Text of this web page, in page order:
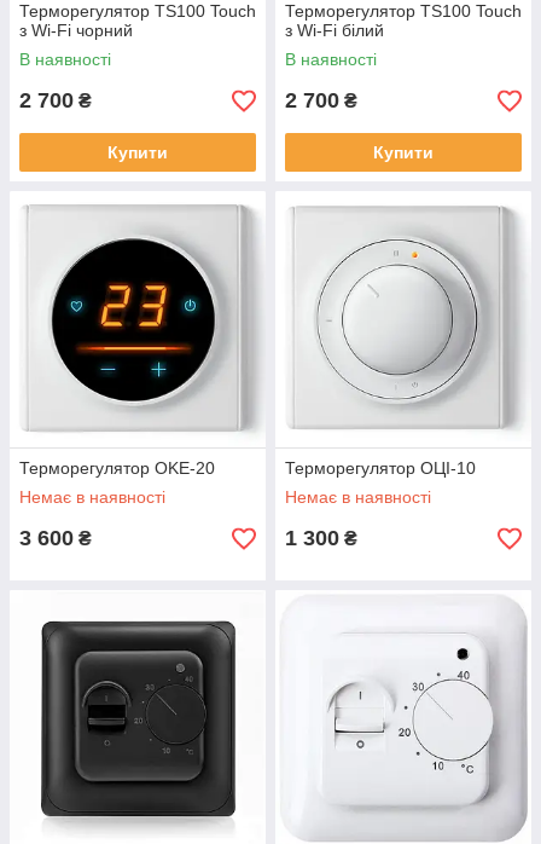
Терморегулятор TS100 Touch
з Wi-Fi чорний
В наявності
2 700 ₴
Купити
Терморегулятор TS100 Touch
з Wi-Fi білий
В наявності
2 700 ₴
Купити
Терморегулятор OKE-20
Немає в наявності
3 600 ₴
Терморегулятор ОЦІ-10
Немає в наявності
1 300 ₴